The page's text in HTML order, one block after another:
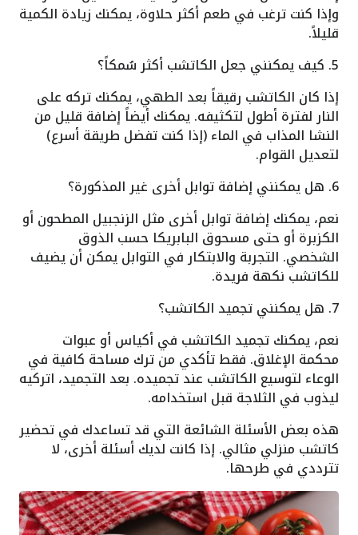
وإذا كنت ترغب في طعم أكثر حلاوة، يمكنك زيادة الكمية
قليلاً.
5. كيف يمكنني جعل الكاتشب أكثر سُمكاً؟
إذا كان الكاتشب رقيقاً بعد الطهي، يمكنك تركه على
النار لفترة أطول لتكثيفه. يمكنك أيضاً إضافة قليل من
النشا المذاب في الماء (إذا كنت تفضل طريقة أسرع)
لتعديل القوام.
6. هل يمكنني إضافة توابل أخرى غير المذكورة؟
نعم، يمكنك إضافة توابل أخرى مثل الزنجبيل المطحون أو
الكزبرة أو حتى مسحوق البابريكا حسب الذوق
الشخصي. التجربة والابتكار في التوابل يمكن أن يضيف
للكاتشب نكهة فريدة.
7. هل يمكنني تجميد الكاتشب؟
نعم، يمكنك تجميد الكاتشب في أكياس أو عبوات
محكمة الإغلاق. فقط تأكدي من ترك مساحة كافية في
الوعاء لتوسيع الكاتشب عند تجميده. بعد التجميد، اتركيه
ليذوب في الثلاجة قبل استخدامه.
هذه بعض الأسئلة الشائعة التي قد تساعدك في تحضير
كاتشب منزلي مثالي. إذا كانت لديك أسئلة أخرى، لا
تترددي في طرحها.